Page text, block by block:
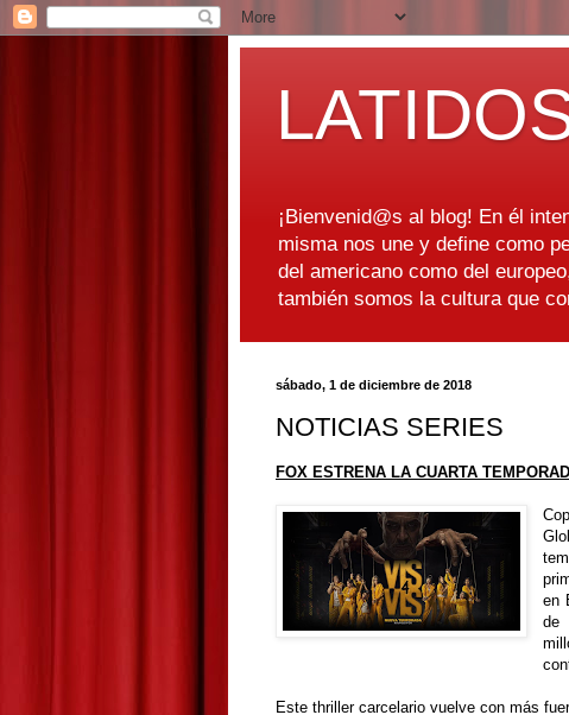
¡Bienvenid@s al blog! En él
misma nos une y define como
del americano como del
también somos la cultura que
sábado, 1 de diciembre de 2018
NOTICIAS SERIES
FOX ESTRENA LA CUARTA
en
de
Este thriller carcelario vuelve con más